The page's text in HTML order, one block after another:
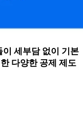
세부담 없이 기본
다양한 공제 제도